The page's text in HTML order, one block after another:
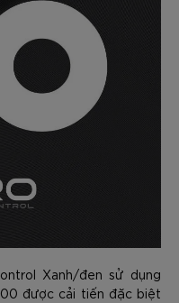
Xanh/đen sử dụng
được cải tiến đặc biệt